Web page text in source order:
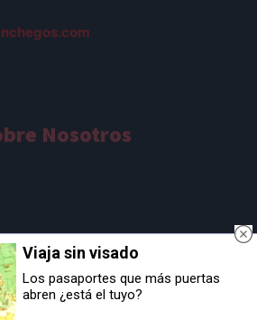
Nosotros
Viaja sin visado
Los pasaportes que más puertas
abren ¿está el tuyo?